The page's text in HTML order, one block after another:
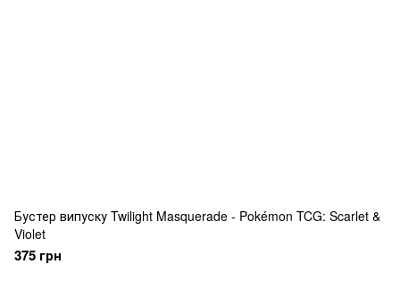
Бустер випуску Twilight Masquerade - Pokémon TCG: Scarlet &
Violet
375 грн